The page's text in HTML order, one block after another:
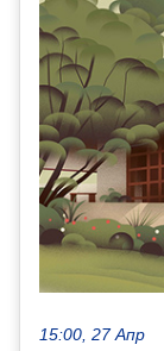
15:00, 27 Апр